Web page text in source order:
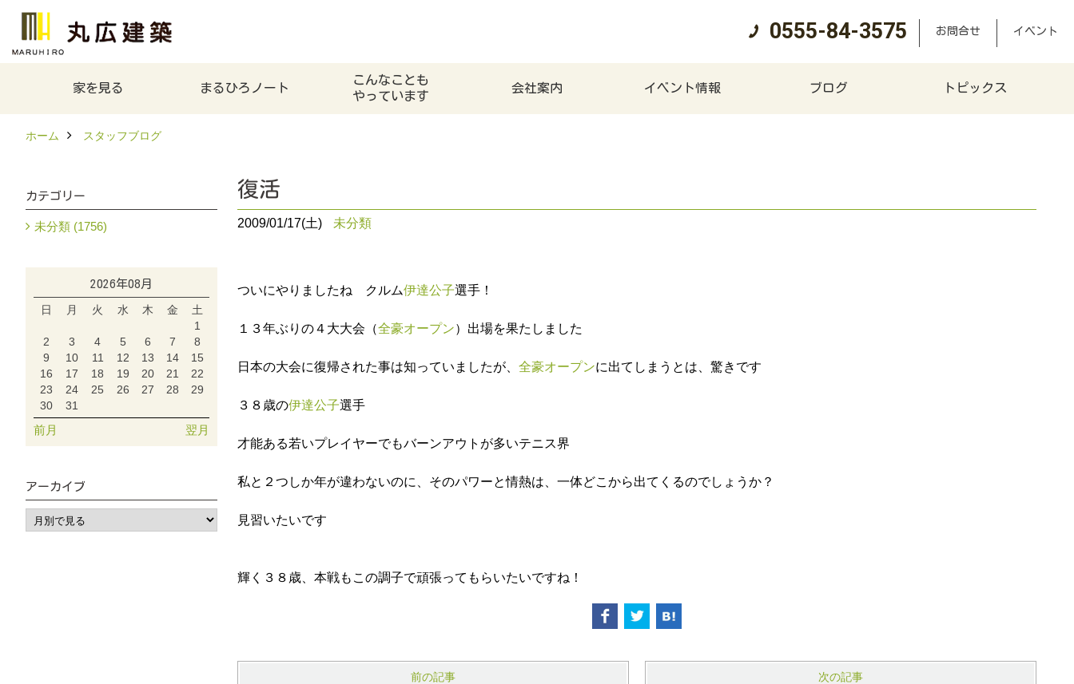
0555-84-3575 お問合せ イベント
家を見る まるひろノート
こんなことも
やっています
会社案内 イベント情報 ブログ トピックス
ホーム スタッフブログ
復活
2009/01/17(土) 未分類
ついにやりましたね クルム伊達公子選手！
１３年ぶりの４大大会（全豪オープン）出場を果たしました
日本の大会に復帰された事は知っていましたが、 全豪オープンに出てしまうとは、驚きです
３８歳の伊達公子選手
才能ある若いプレイヤーでもバーンアウトが多いテニス界
私と２つしか年が違わないのに、そのパワーと情熱は、一体どこから出てくるのでしょうか？
見習いたいです
輝く３８歳、本戦もこの調子で頑張ってもらいたいですね！
前の記事 次の記事
カテゴリー
未分類 (1756)
2026年08月
日 月 火 水 木 金
土
1
2
3 4 5 6 7
8
9
10 11 12 13 14
15
16
17 18 19 20 21
22
23
24 25 26 27 28
29
30
31
前月 翌月
アーカイブ